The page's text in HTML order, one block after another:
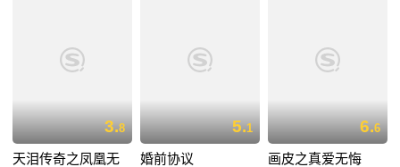
3.8
天泪传奇之凤凰无
5.1
婚前协议
6.6
画皮之真爱无悔